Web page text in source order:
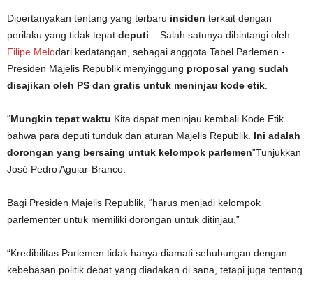
Dipertanyakan tentang yang terbaru insiden terkait dengan
perilaku yang tidak tepat deputi – Salah satunya dibintangi oleh
Filipe Melodari kedatangan, sebagai anggota Tabel Parlemen -
Presiden Majelis Republik menyinggung proposal yang sudah
disajikan oleh PS dan gratis untuk meninjau kode etik
“Mungkin tepat waktu Kita dapat meninjau kembali Kode Etik
bahwa para deputi tunduk dan aturan Majelis Republik. Ini adalah
dorongan yang bersaing untuk kelompok parlemen”Tunjukkan
José Pedro Aguiar-Branco.
Bagi Presiden Majelis Republik, “harus menjadi kelompok
parlementer untuk memiliki dorongan untuk ditinjau.”
“Kredibilitas Parlemen tidak hanya diamati sehubungan dengan
kebebasan politik debat yang diadakan di sana, tetapi juga tentang